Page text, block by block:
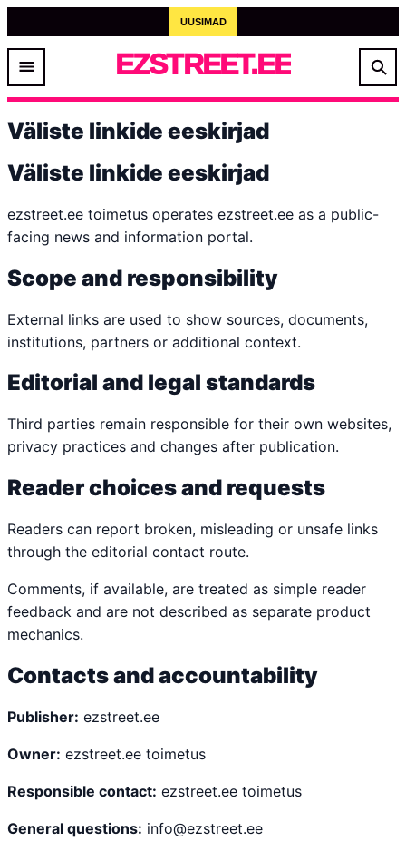
UUSIMAD
EZSTREET.EE
Väliste linkide eeskirjad
Väliste linkide eeskirjad
ezstreet.ee toimetus operates ezstreet.ee as a public-
facing news and information portal.
Scope and responsibility
External links are used to show sources, documents,
institutions, partners or additional context.
Editorial and legal standards
Third parties remain responsible for their own websites,
privacy practices and changes after publication.
Reader choices and requests
Readers can report broken, misleading or unsafe links
through the editorial contact route.
Comments, if available, are treated as simple reader
feedback and are not described as separate product
mechanics.
Contacts and accountability
Publisher: ezstreet.ee
Owner: ezstreet.ee toimetus
Responsible contact: ezstreet.ee toimetus
General questions: info@ezstreet.ee